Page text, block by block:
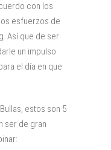
con los
esfuerzos de
Así que de ser
un impulso
el día en que
estos son 5
ser de gran